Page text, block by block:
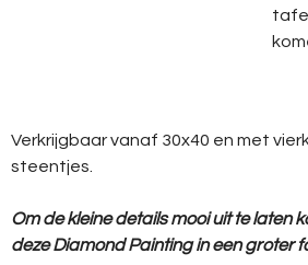
Verkrijgbaar vanaf 30x40 en met
steentjes.
Om de kleine details mooi uit te laten
deze Diamond Painting in een groter